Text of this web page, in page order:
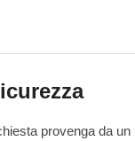
provenga da un